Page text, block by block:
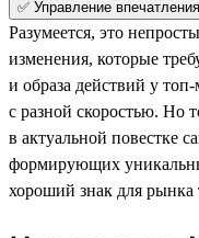
✅ Управление
Разумеется, это
изменения, которые
и образа действий у
с разной скоростью. Но
в актуальной повестке
формирующих
хороший знак для рынка